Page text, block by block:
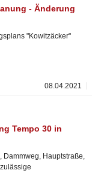
- Änderung
"Kowitzäcker"
08.04.2021
Tempo 30 in
Dammweg, Hauptstraße,